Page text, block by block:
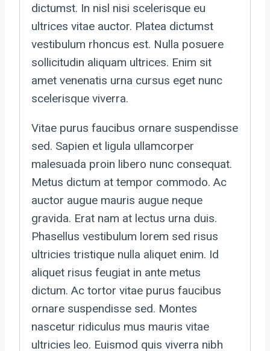
dictumst. In nisl nisi scelerisque eu
ultrices vitae auctor. Platea dictumst
vestibulum rhoncus est. Nulla posuere
sollicitudin aliquam ultrices. Enim sit
amet venenatis urna cursus eget nunc
scelerisque viverra.
Vitae purus faucibus ornare suspendisse
sed. Sapien et ligula ullamcorper
malesuada proin libero nunc consequat.
Metus dictum at tempor commodo. Ac
auctor augue mauris augue neque
gravida. Erat nam at lectus urna duis.
Phasellus vestibulum lorem sed risus
ultricies tristique nulla aliquet enim. Id
aliquet risus feugiat in ante metus
dictum. Ac tortor vitae purus faucibus
ornare suspendisse sed. Montes
nascetur ridiculus mus mauris vitae
ultricies leo. Euismod quis viverra nibh